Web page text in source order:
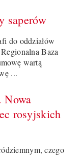
saperów
do oddziałów
Baza
wartą
...
Nowa
rosyjskich
czego